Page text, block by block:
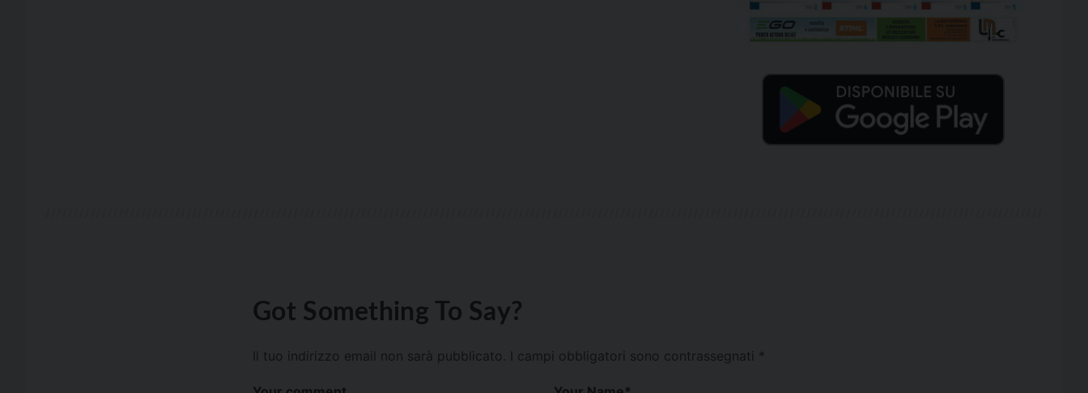
Got Something To Say?
Il tuo indirizzo email non sarà pubblicato. I campi obbligatori sono contrassegnati *